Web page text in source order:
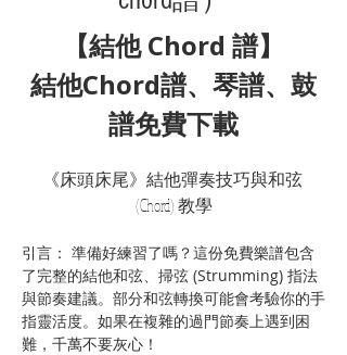
【結他 Chord 譜】
結他Chord譜、琴譜、鼓
譜免費下載
《床頭床尾》結他彈奏技巧與和弦
(Chord) 教學
引言： 準備好練習了嗎？這份免費樂譜包含
了完整的結他和弦、掃弦 (Strumming) 指法
與節奏建議。部分和弦轉換可能會考驗你的手
指靈活度。如果在複雜的過門節奏上遇到困
難，千萬不要灰心！